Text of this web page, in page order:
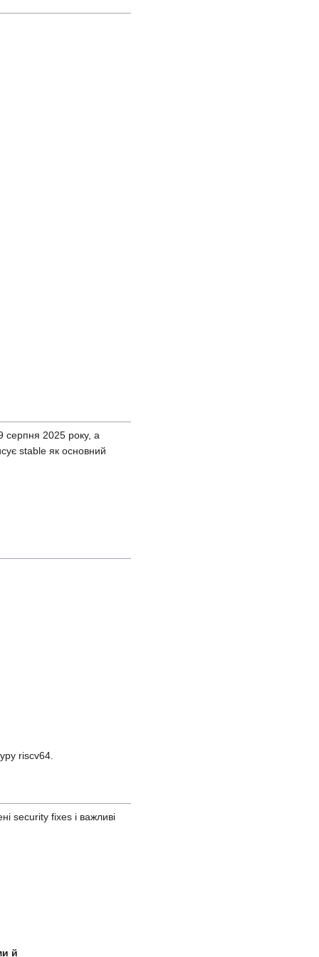
серпня 2025 року, а
stable як основний
riscv64.
security fixes і важливі
й